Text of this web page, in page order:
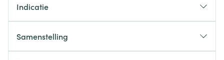
Indicatie
Samenstelling